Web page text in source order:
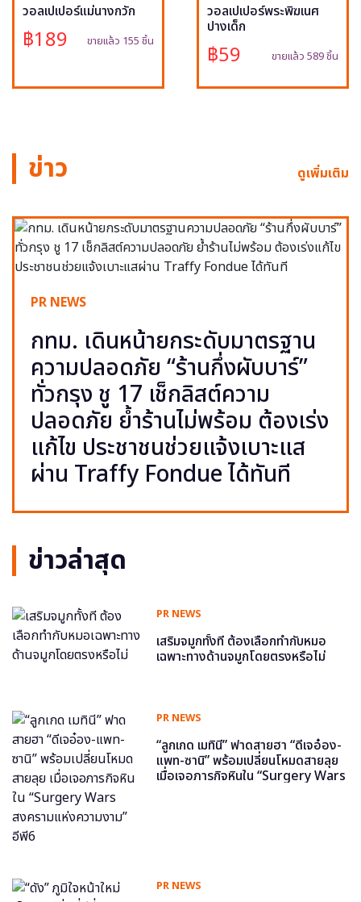
วอลเปเปอร์แม่นางกวัก
฿189 ขายแล้ว 155 ชิ้น
วอลเปเปอร์พระพิฆเนศ
ปางเด็ก
฿59 ขายแล้ว 589 ชิ้น
ข่าว ดูเพิ่มเติม
PR NEWS
กทม. เดินหน้ายกระดับมาตรฐาน
ความปลอดภัย “ร้านกึ่งผับบาร์”
ทั่วกรุง ชู 17 เช็กลิสต์ความ
ปลอดภัย ย้ำร้านไม่พร้อม ต้องเร่ง
แก้ไข ประชาชนช่วยแจ้งเบาะแส
ผ่าน Traffy Fondue ได้ทันที
ข่าวล่าสุด
PR NEWS
เสริมจมูกทั้งที ต้องเลือกทำกับหมอ
เฉพาะทางด้านจมูกโดยตรงหรือไม่
PR NEWS
“ลูกเกด เมทินี” ฟาดสายฮา “ดีเจอ๋อง-
แพท-ซานิ” พร้อมเปลี่ยนโหมดสายลุย
เมื่อเจอภารกิจหินใน “Surgery Wars
PR NEWS